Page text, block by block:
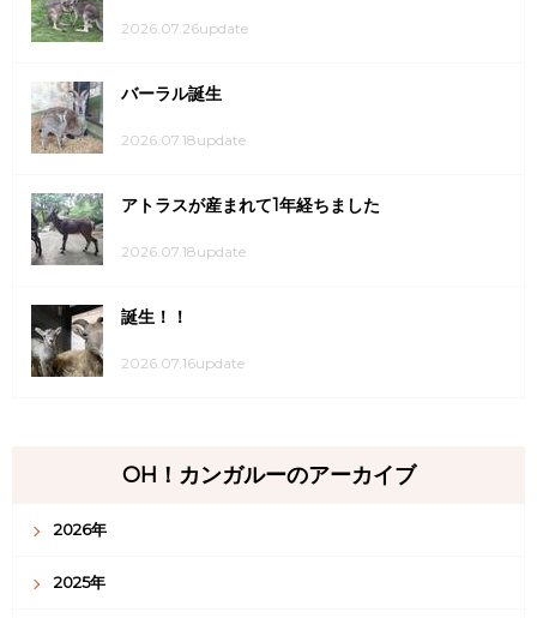
2026.07.26update
バーラル誕生
2026.07.18update
アトラスが産まれて1年経ちました
2026.07.18update
誕生！！
2026.07.16update
OH！カンガルーのアーカイブ
2026年
2025年